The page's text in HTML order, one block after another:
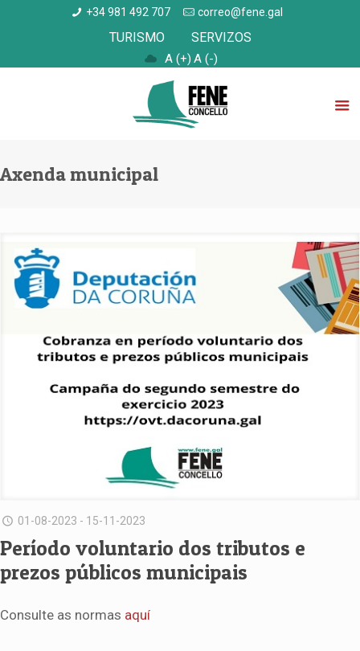
+34 981 492 707 correo@fene.gal
TURISMO SERVIZOS
A (+) A (-)
Axenda municipal
01-08-2023 - 15-11-2023
Período voluntario dos tributos e
prezos públicos municipais
Consulte as normas aquí